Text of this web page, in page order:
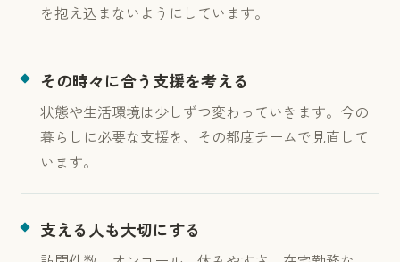
を抱え込まないようにしています。
その時々に合う支援を考える
状態や生活環境は少しずつ変わっていきます。今の
暮らしに必要な支援を、その都度チームで見直して
います。
支える人も大切にする